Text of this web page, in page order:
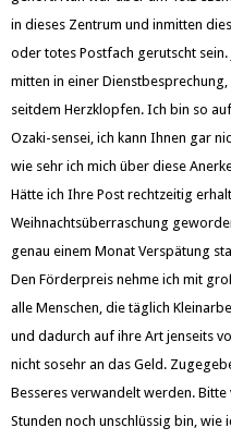
in dieses Zentrum und inmitten
oder totes Postfach gerutscht
mitten in einer
seitdem Herzklopfen. Ich bin so
Ozaki-sensei, ich kann Ihnen gar
wie sehr ich mich über diese
Hätte ich Ihre Post rechtzeitig
Weihnachtsüberraschung
genau einem Monat Verspätung
Den Förderpreis nehme ich mit
alle Menschen, die täglich
und dadurch auf ihre Art jenseits
nicht sosehr an das Geld.
Besseres verwandelt werden. Bitte
Stunden noch unschlüssig bin,